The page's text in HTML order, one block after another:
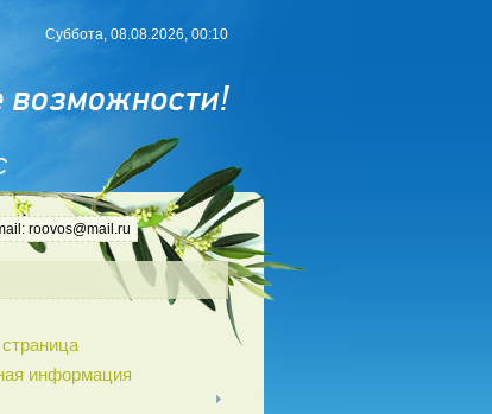
Суббота, 08.08.2026, 00:10
roovos@mail.ru
информация